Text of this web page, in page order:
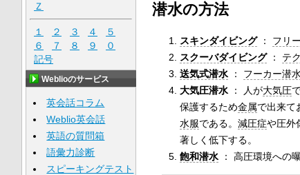
潜水の方法
スキンダイビング： フリ
スクーバダイビング： テ
送気式潜水： フーカー潜水
大気圧潜水： 人が大気圧
保護するため金属で出来て
水服である。 減圧症や圧外
著しく低下する。
飽和潜水： 高圧環境への
Ｚ
１ ２ ３ ４
５
６
７ ８ ９
０
記号
Weblioのサービス
英会話コラム
Weblio英会話
英語の質問箱
語彙力診断
スピーキングテスト